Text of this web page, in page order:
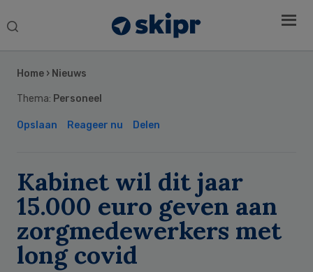
Search
Home › Nieuws
Thema: Personeel
Opslaan Reageer nu Delen
Kabinet wil dit jaar
15.000 euro geven aan
zorgmedewerkers met
long covid
Sidebar